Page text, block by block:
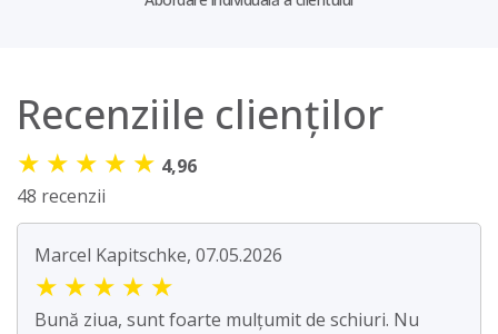
Recenziile clienților
★ ★ ★ ★ ★ 4,96
48 recenzii
Marcel Kapitschke, 07.05.2026
★ ★ ★ ★ ★
Bună ziua, sunt foarte mulțumit de schiuri. Nu